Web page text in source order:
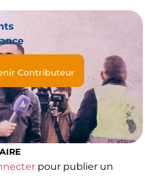
Contributeur
pour publier un